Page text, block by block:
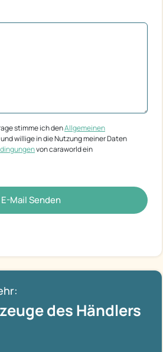
stimme ich denAllgemeinen
willige in die Nutzung meiner Daten
von caraworld ein
E-Mail Senden
des Händlers